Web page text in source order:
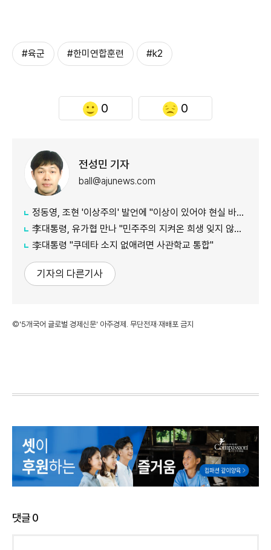
#육군 #한미연합훈련 #k2
0 0
전성민 기자
ball@ajunews.com
정동영, 조현 '이상주의' 발언에 "이상이 있어야 현실 바꿔"
李대통령, 유가협 만나 "민주주의 지켜온 희생 잊지 않겠다"
李대통령 "쿠데타 소지 없애려면 사관학교 통합"
기자의 다른기사
©'5개국어 글로벌 경제신문' 아주경제. 무단전재·재배포 금지
댓글0